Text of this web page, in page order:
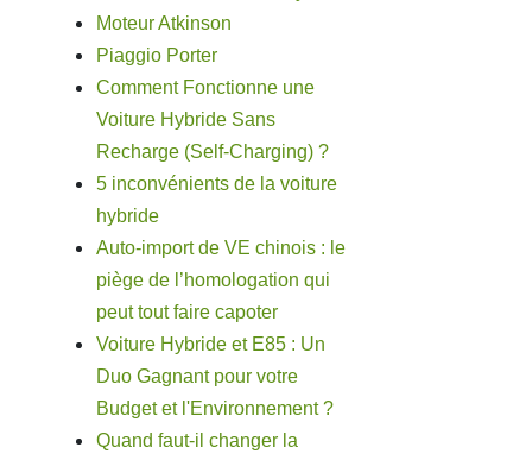
Moteur Atkinson
Piaggio Porter
Comment Fonctionne une
Voiture Hybride Sans
Recharge (Self-Charging) ?
5 inconvénients de la voiture
hybride
Auto-import de VE chinois : le
piège de l’homologation qui
peut tout faire capoter
Voiture Hybride et E85 : Un
Duo Gagnant pour votre
Budget et l'Environnement ?
Quand faut-il changer la